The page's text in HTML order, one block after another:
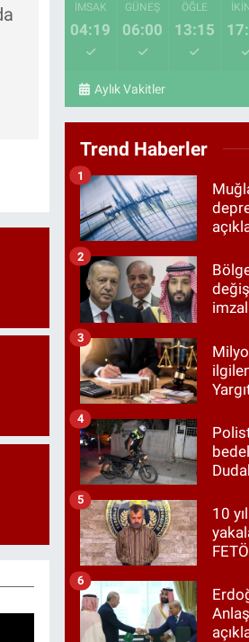
İMSAK
04:19
GÜNEŞ
06:00
ÖĞLE
13:15
Aylık Vakitler
Trend Haberler
1
2
3
4
10
5
6